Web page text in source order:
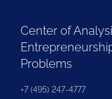
Center of
Problems
+7 (495) 247-4777